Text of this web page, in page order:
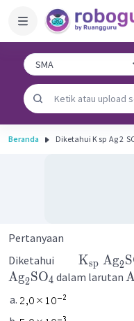
Beranda Diketahui K sp ​ Ag 2
Pertanyaan
Diketahui Ksp Ag2
Ag2SO4 dalam larutan